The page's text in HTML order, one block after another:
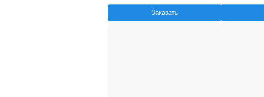
Заказать